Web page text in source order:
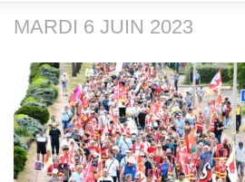
MARDI 6 JUIN 2023